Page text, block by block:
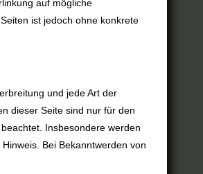
auf mögliche
ist jedoch ohne konkrete
und jede Art der
dieser Seite sind nur für den
Insbesondere werden
Bei Bekanntwerden von